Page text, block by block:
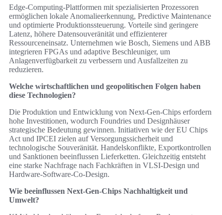
Edge‑Computing‑Plattformen mit spezialisierten Prozessoren
ermöglichen lokale Anomalieerkennung, Predictive Maintenance
und optimierte Produktionssteuerung. Vorteile sind geringere
Latenz, höhere Datensouveränität und effizienterer
Ressourceneinsatz. Unternehmen wie Bosch, Siemens und ABB
integrieren FPGAs und adaptive Beschleuniger, um
Anlagenverfügbarkeit zu verbessern und Ausfallzeiten zu
reduzieren.
Welche wirtschaftlichen und geopolitischen Folgen haben
diese Technologien?
Die Produktion und Entwicklung von Next‑Gen‑Chips erfordern
hohe Investitionen, wodurch Foundries und Designhäuser
strategische Bedeutung gewinnen. Initiativen wie der EU Chips
Act und IPCEI zielen auf Versorgungssicherheit und
technologische Souveränität. Handelskonflikte, Exportkontrollen
und Sanktionen beeinflussen Lieferketten. Gleichzeitig entsteht
eine starke Nachfrage nach Fachkräften in VLSI‑Design und
Hardware‑Software‑Co‑Design.
Wie beeinflussen Next‑Gen‑Chips Nachhaltigkeit und
Umwelt?